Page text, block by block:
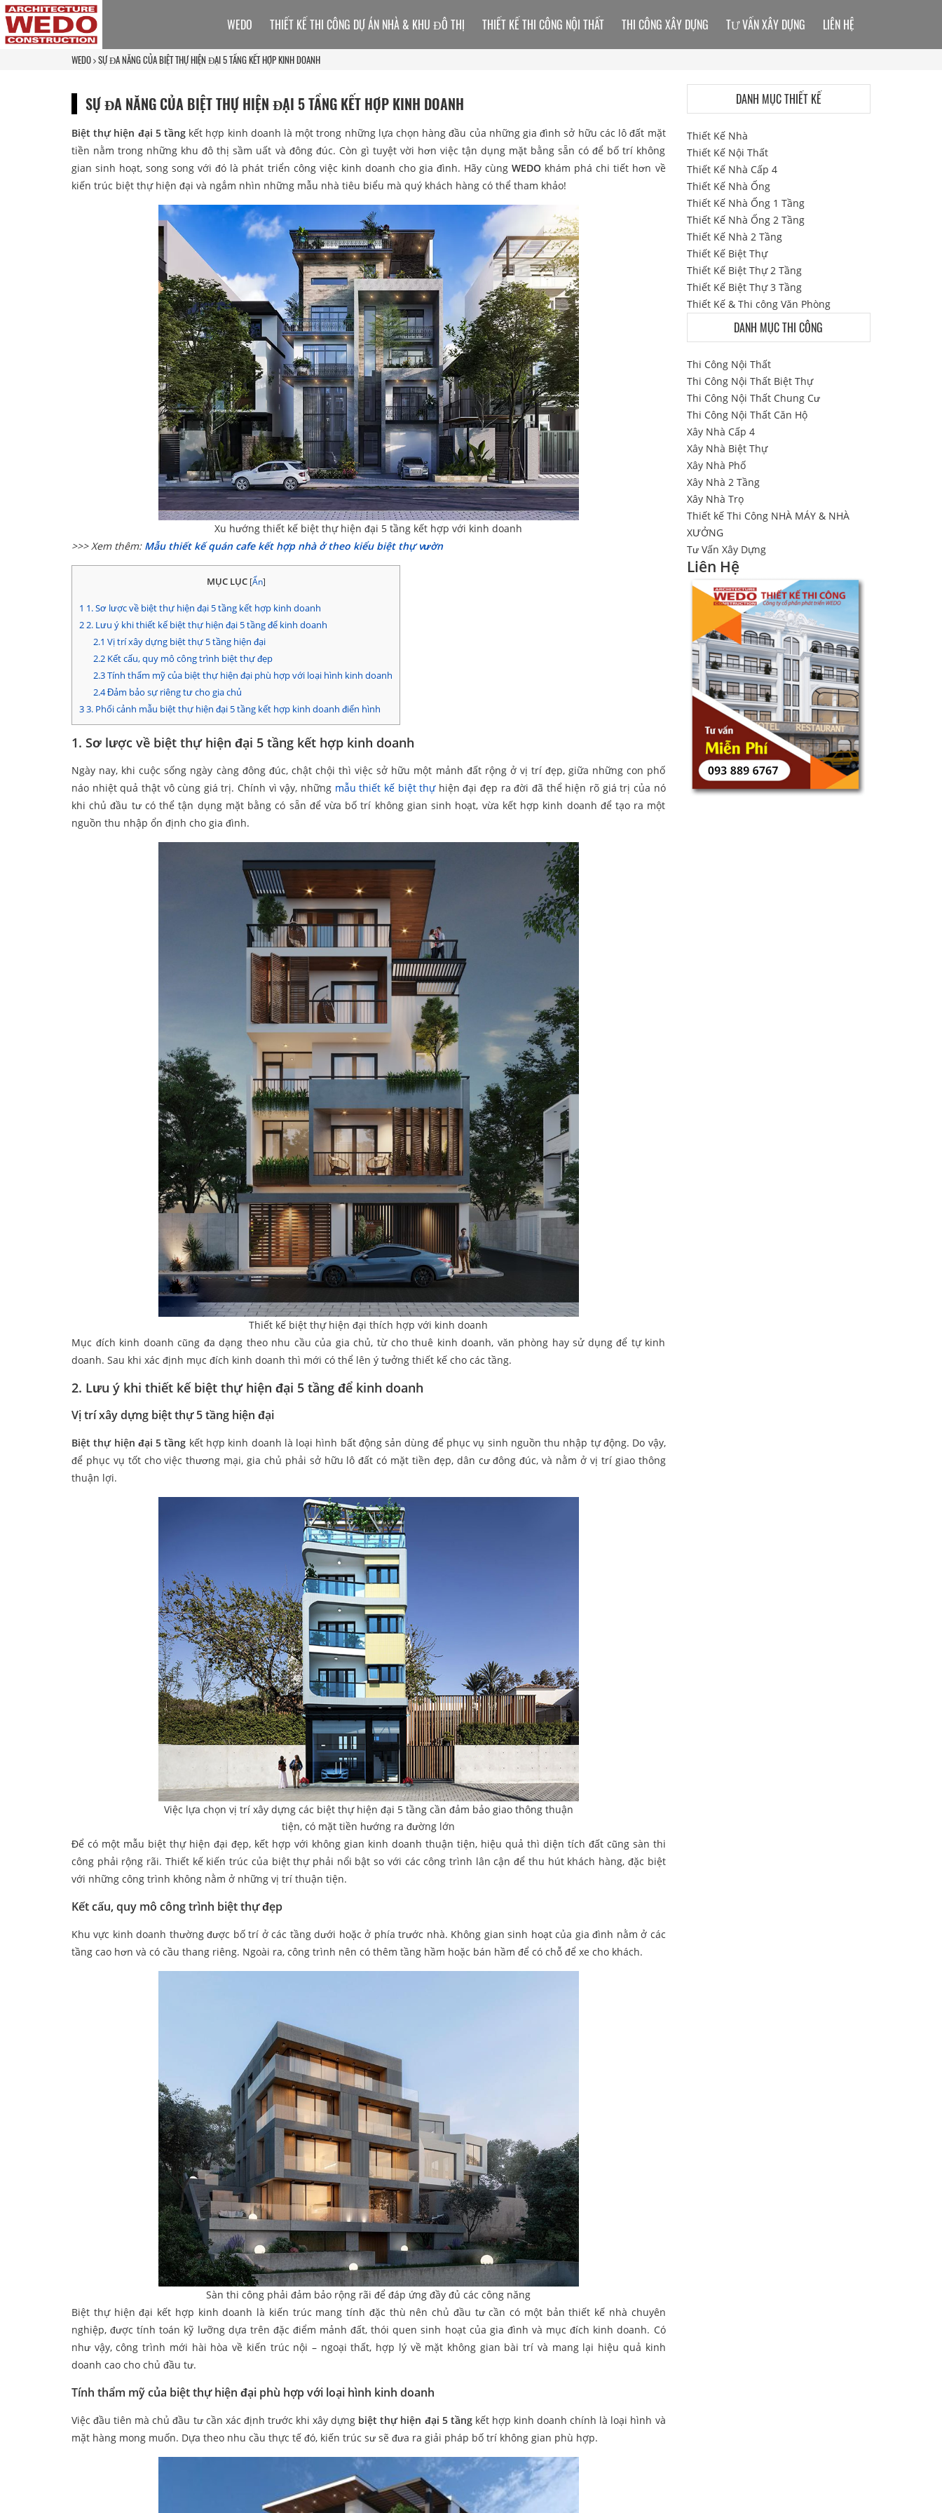
WEDO SỰ ĐA NĂNG CỦA BIỆT THỰ HIỆN ĐẠI 5 TẦNG KẾT HỢP KINH DOANH
SỰ ĐA NĂNG CỦA BIỆT THỰ HIỆN ĐẠI 5 TẦNG KẾT HỢP KINH DOANH
Biệt thự hiện đại 5 tầng kết hợp kinh doanh là một trong những lựa chọn hàng đầu của những gia đình sở hữu các lô đất mặt
tiền nằm trong những khu đô thị sầm uất và đông đúc. Còn gì tuyệt vời hơn việc tận dụng mặt bằng sẵn có để bố trí không
gian sinh hoạt, song song với đó là phát triển công việc kinh doanh cho gia đình. Hãy cùngWEDO khám phá chi tiết hơn về
kiến trúc biệt thự hiện đại và ngắm nhìn những mẫu nhà tiêu biểu mà quý khách hàng có thể tham khảo!
Xu hướng thiết kế biệt thự hiện đại 5 tầng kết hợp với kinh doanh
>>> Xem thêm: Mẫu thiết kế quán cafe kết hợp nhà ở theo kiểu biệt thự vườn
MỤC LỤC [Ẩn]
1 1. Sơ lược về biệt thự hiện đại 5 tầng kết hợp kinh doanh
22. Lưu ý khi thiết kế biệt thự hiện đại 5 tầng để kinh doanh
2.1 Vị trí xây dựng biệt thự 5 tầng hiện đại
2.2Kết cấu, quy mô công trình biệt thự đẹp
2.3Tính thẩm mỹ của biệt thự hiện đại phù hợp với loại hình kinh doanh
2.4Đảm bảo sự riêng tư cho gia chủ
33. Phối cảnh mẫu biệt thự hiện đại 5 tầng kết hợp kinh doanh điển hình
1. Sơ lược về biệt thự hiện đại 5 tầng kết hợp kinh doanh
Ngày nay, khi cuộc sống ngày càng đông đúc, chật chội thì việc sở hữu một mảnh đất rộng ở vị trí đẹp, giữa những con phố
náo nhiệt quả thật vô cùng giá trị. Chính vì vậy, những mẫu thiết kế biệt thựhiện đại đẹp ra đời đã thể hiện rõ giá trị của nó
khi chủ đầu tư có thể tận dụng mặt bằng có sẵn để vừa bố trí không gian sinh hoạt, vừa kết hợp kinh doanh để tạo ra một
nguồn thu nhập ổn định cho gia đình.
Thiết kế biệt thự hiện đại thích hợp với kinh doanh
Mục đích kinh doanh cũng đa dạng theo nhu cầu của gia chủ, từ cho thuê kinh doanh, văn phòng hay sử dụng để tự kinh
doanh. Sau khi xác định mục đích kinh doanh thì mới có thể lên ý tưởng thiết kế cho các tầng.
2. Lưu ý khi thiết kế biệt thự hiện đại 5 tầng để kinh doanh
Vị trí xây dựng biệt thự 5 tầng hiện đại
Biệt thự hiện đại 5 tầng kết hợp kinh doanh là loại hình bất động sản dùng để phục vụ sinh nguồn thu nhập tự động. Do vậy,
để phục vụ tốt cho việc thương mại, gia chủ phải sở hữu lô đất có mặt tiền đẹp, dân cư đông đúc, và nằm ở vị trí giao thông
thuận lợi.
Việc lựa chọn vị trí xây dựng các biệt thự hiện đại 5 tầng cần đảm bảo giao thông thuận
tiện, có mặt tiền hướng ra đường lớn
Để có một mẫu biệt thự hiện đại đẹp, kết hợp với không gian kinh doanh thuận tiện, hiệu quả thì diện tích đất cũng sàn thi
công phải rộng rãi. Thiết kế kiến trúc của biệt thự phải nổi bật so với các công trình lân cận để thu hút khách hàng, đặc biệt
với những công trình không nằm ở những vị trí thuận tiện.
Kết cấu, quy mô công trình biệt thự đẹp
Khu vực kinh doanh thường được bố trí ở các tầng dưới hoặc ở phía trước nhà. Không gian sinh hoạt của gia đình nằm ở các
tầng cao hơn và có cầu thang riêng. Ngoài ra, công trình nên có thêm tầng hầm hoặc bán hầm để có chỗ để xe cho khách.
Sàn thi công phải đảm bảo rộng rãi để đáp ứng đầy đủ các công năng
Biệt thự hiện đại kết hợp kinh doanh là kiến trúc mang tính đặc thù nên chủ đầu tư cần có một bản thiết kế nhà chuyên
nghiệp, được tính toán kỹ lưỡng dựa trên đặc điểm mảnh đất, thói quen sinh hoạt của gia đình và mục đích kinh doanh. Có
như vậy, công trình mới hài hòa về kiến trúc nội – ngoại thất, hợp lý về mặt không gian bài trí và mang lại hiệu quả kinh
doanh cao cho chủ đầu tư.
Tính thẩm mỹ của biệt thự hiện đại phù hợp với loại hình kinh doanh
Việc đầu tiên mà chủ đầu tư cần xác định trước khi xây dựng biệt thự hiện đại 5 tầngkết hợp kinh doanh chính là loại hình và
mặt hàng mong muốn. Dựa theo nhu cầu thực tế đó, kiến trúc sư sẽ đưa ra giải pháp bố trí không gian phù hợp.
WEDO THIẾT KẾ THI CÔNG DỰ ÁN NHÀ & KHU ĐÔ THỊ THIẾT KẾ THI CÔNG NỘI THẤT THI CÔNG XÂY DỰNG TƯ VẤN XÂY DỰNG LIÊN HỆ
DANH MỤC THIẾT KẾ
Thiết Kế Nhà
Thiết Kế Nội Thất
Thiết Kế Nhà Cấp 4
Thiết Kế Nhà Ống
Thiết Kế Nhà Ống 1 Tầng
Thiết Kế Nhà Ống 2 Tầng
Thiết Kế Nhà 2 Tầng
Thiết Kế Biệt Thự
Thiết Kế Biệt Thự 2 Tầng
Thiết Kế Biệt Thự 3 Tầng
Thiết Kế & Thi công Văn Phòng
DANH MỤC THI CÔNG
Thi Công Nội Thất
Thi Công Nội Thất Biệt Thự
Thi Công Nội Thất Chung Cư
Thi Công Nội Thất Căn Hộ
Xây Nhà Cấp 4
Xây Nhà Biệt Thự
Xây Nhà Phố
Xây Nhà 2 Tầng
Xây Nhà Trọ
Thiết kế Thi Công NHÀ MÁY & NHÀ
XƯỞNG
Tư Vấn Xây Dựng
Liên Hệ